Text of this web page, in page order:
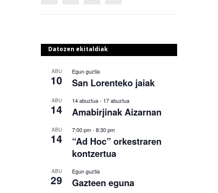
Datozen ekitaldiak
ABU
10
Egun guztia
San Lorenteko jaiak
ABU
14
14 abuztua- 17 abuztua
Amabirjinak Aizarnan
ABU
14
7:00 pm- 8:30 pm
“Ad Hoc” orkestraren
kontzertua
ABU
29
Egun guztia
Gazteen eguna